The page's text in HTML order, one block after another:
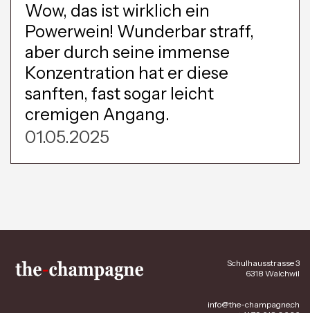
Wow, das ist wirklich ein
Powerwein! Wunderbar straff,
aber durch seine immense
Konzentration hat er diese
sanften, fast sogar leicht
cremigen Angang.
01.05.2025
Schulhausstrasse 3
6318 Walchwil
info@the-champagne.ch